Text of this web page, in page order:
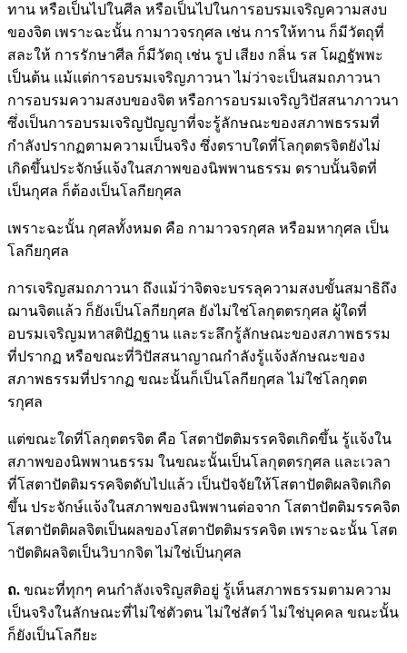
ทาน หรือเป็นไปในศีล หรือเป็นไปในการอบรมเจริญความสงบ
ของจิต เพราะฉะนั้น กามาวจรกุศล เช่น การให้ทาน ก็มีวัตถุที่
สละให้ การรักษาศีล ก็มีวัตถุ เช่น รูป เสียง กลิ่น รส โผฏฐัพพะ
เป็นต้น แม้แต่การอบรมเจริญภาวนา ไม่ว่าจะเป็นสมถภาวนา
การอบรมความสงบของจิต หรือการอบรมเจริญวิปัสสนาภาวนา
ซึ่งเป็นการอบรมเจริญปัญญาที่จะรู้ลักษณะของสภาพธรรมที่
กำลังปรากฏตามความเป็นจริง ซึ่งตราบใดที่โลกุตตรจิตยังไม่
เกิดขึ้นประจักษ์แจ้งในสภาพของนิพพานธรรม ตราบนั้นจิตที่
เป็นกุศล ก็ต้องเป็นโลกียกุศล
เพราะฉะนั้น กุศลทั้งหมด คือ กามาวจรกุศล หรือมหากุศล เป็น
โลกียกุศล
การเจริญสมถภาวนา ถึงแม้ว่าจิตจะบรรลุความสงบขั้นสมาธิถึง
ฌานจิตแล้ว ก็ยังเป็นโลกียกุศล ยังไม่ใช่โลกุตตรกุศล ผู้ใดที่
อบรมเจริญมหาสติปัฏฐาน และระลึกรู้ลักษณะของสภาพธรรม
ที่ปรากฏ หรือขณะที่วิปัสสนาญาณกำลังรู้แจ้งลักษณะของ
สภาพธรรมที่ปรากฏ ขณะนั้นก็เป็นโลกียกุศล ไม่ใช่โลกุตต
รกุศล
แต่ขณะใดที่โลกุตตรจิต คือ โสตาปัตติมรรคจิตเกิดขึ้น รู้แจ้งใน
สภาพของนิพพานธรรม ในขณะนั้นเป็นโลกุตตรกุศล และเวลา
ที่โสตาปัตติมรรคจิตดับไปแล้ว เป็นปัจจัยให้โสตาปัตติผลจิตเกิด
ขึ้น ประจักษ์แจ้งในสภาพของนิพพานต่อจาก โสตาปัตติมรรคจิต
โสตาปัตติผลจิตเป็นผลของโสตาปัตติมรรคจิต เพราะฉะนั้น โสต
าปัตติผลจิตเป็นวิบากจิต ไม่ใช่เป็นกุศล
ถ. ขณะที่ทุกๆ คนกำลังเจริญสติอยู่ รู้เห็นสภาพธรรมตามความ
เป็นจริงในลักษณะที่ไม่ใช่ตัวตน ไม่ใช่สัตว์ ไม่ใช่บุคคล ขณะนั้น
ก็ยังเป็นโลกียะ